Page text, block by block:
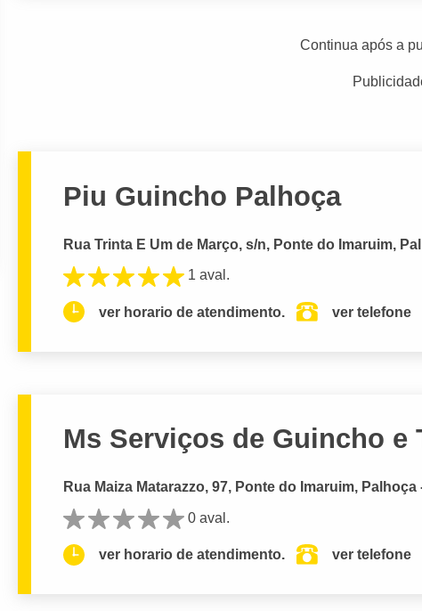
Continua após a
Piu Guincho Palhoça
Rua Trinta E Um de Março, s/n, Ponte do Imaruim,
1 aval.
ver horario de atendimento. ver telefone
Ms Serviços de Guincho e
Rua Maiza Matarazzo, 97, Ponte do Imaruim, Palhoça
0 aval.
ver horario de atendimento. ver telefone